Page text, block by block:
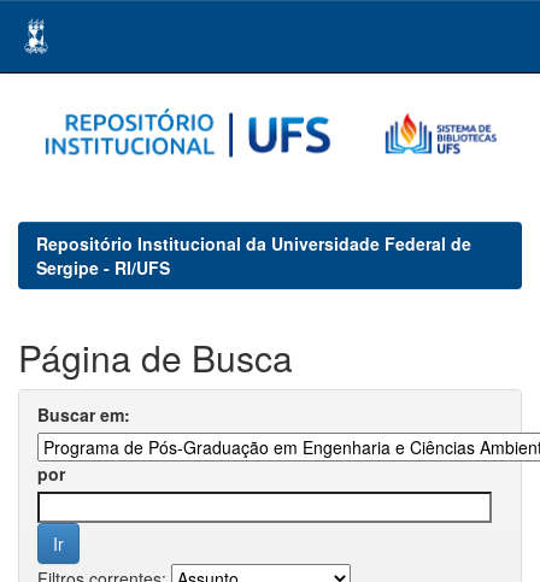
navigation
Repositório Institucional da Universidade Federal de
Sergipe - RI/UFS
Página de Busca
Buscar em:
por